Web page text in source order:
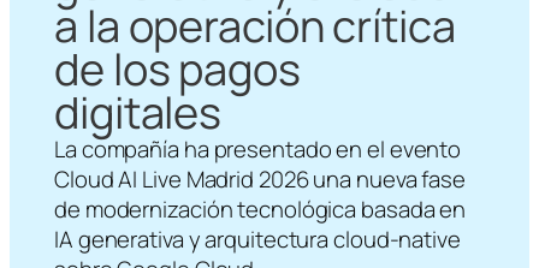
a la operación crítica
de los pagos
digitales
La compañía ha presentado en el evento
Cloud AI Live Madrid 2026 una nueva fase
de modernización tecnológica basada en
IA generativa y arquitectura cloud-native